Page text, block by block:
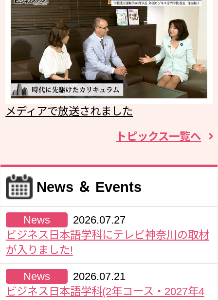
メディアで放送されました
トピックス一覧へ
News ＆ Events
News
2026.07.27
ビジネス日本語学科にテレビ神奈川の取材
が入りました!
News
2026.07.21
ビジネス日本語学科(2年コース・2027年4